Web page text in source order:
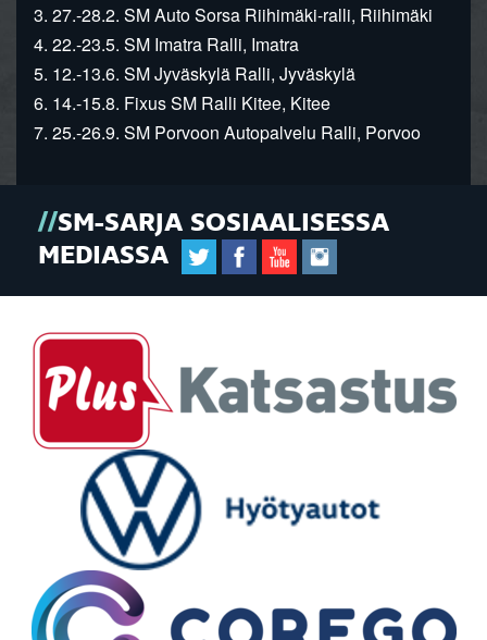
3. 27.-28.2. SM Auto Sorsa Riihimäki-ralli, Riihimäki
4. 22.-23.5. SM Imatra Ralli, Imatra
5. 12.-13.6. SM Jyväskylä Ralli, Jyväskylä
6. 14.-15.8. Fixus SM Ralli Kitee, Kitee
7. 25.-26.9. SM Porvoon Autopalvelu Ralli, Porvoo
SM-SARJA SOSIAALISESSA
MEDIASSA